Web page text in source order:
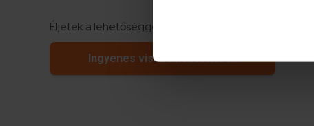
Tudjon meg többet
módosíthatja vagy
Éljetek a lehetőséggel! Igényeljétek most!
Ingyenes visszahívást kérek